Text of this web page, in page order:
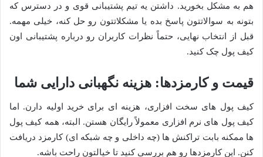
هم به مشکل بخورید. داشتن یه تیم پشتیبانی قوی و در دسترس که
بتونه به سوالاتتون پاسخ بده یا مشکلاتتون رو حل کنه، خیلی مهمه.
قبل از انتخاب نهایی، حتماً نظرات کاربران رو درباره پشتیبانی اون
کیف پول چک کنید.
قیمت و کارمزدها: هزینه نگهبانی دارایی شما
کیف پول های سخت افزاری، هزینه ای برای خرید اولیه دارن. اما
کیف پول های نرم افزاری معمولاً رایگان هستن. البته، همه کیف پول
ها ممکنه بابت تراکنش ها (چه داخلی و چه شبکه ای) کارمزد دریافت
کنن. این کارمزدها رو هم بررسی کنید تا خیالتون راحت باشه.